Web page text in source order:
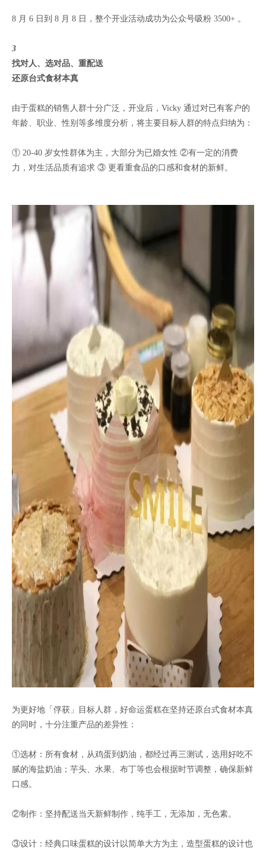
8 月 6 日到 8 月 8 日，整个开业活动成功为公众号吸粉 3500+ 。
3
找对人、选对品、重配送
还原台式食材本真
由于蛋糕的销售人群十分广泛，开业后，Vicky 通过对已有客户的
年龄、职业、性别等多维度分析，将主要目标人群的特点归纳为：
① 20-40 岁女性群体为主，大部分为已婚女性 ②有一定的消费
力，对生活品质有追求 ③ 更看重食品的口感和食材的新鲜。
为更好地「俘获」目标人群，好命运蛋糕在坚持还原台式食材本真
的同时，十分注重产品的差异性：
①选材：所有食材，从鸡蛋到奶油，都经过再三测试，选用好吃不
腻的海盐奶油；芋头、水果、布丁等也会根据时节调整，确保新鲜
口感。
②制作：坚持配送当天新鲜制作，纯手工，无添加，无色素。
③设计：经典口味蛋糕的设计以简单大方为主，造型蛋糕的设计也